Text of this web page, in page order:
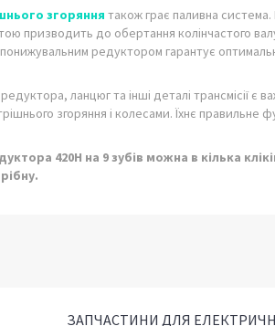
згоряння також грає паливна
призводить до обертання колінчастого
редуктором гарантує
ланцюг та інші деталі трансмісії
згоряння і колесами. Їхнє правильне
420H на 9 зубів можна в кілька
ЗАПЧАСТИНИ ДЛЯ